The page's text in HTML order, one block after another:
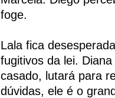
foge.
Lala fica
fugitivos da lei.
casado, lutará para
dúvidas, ele é o